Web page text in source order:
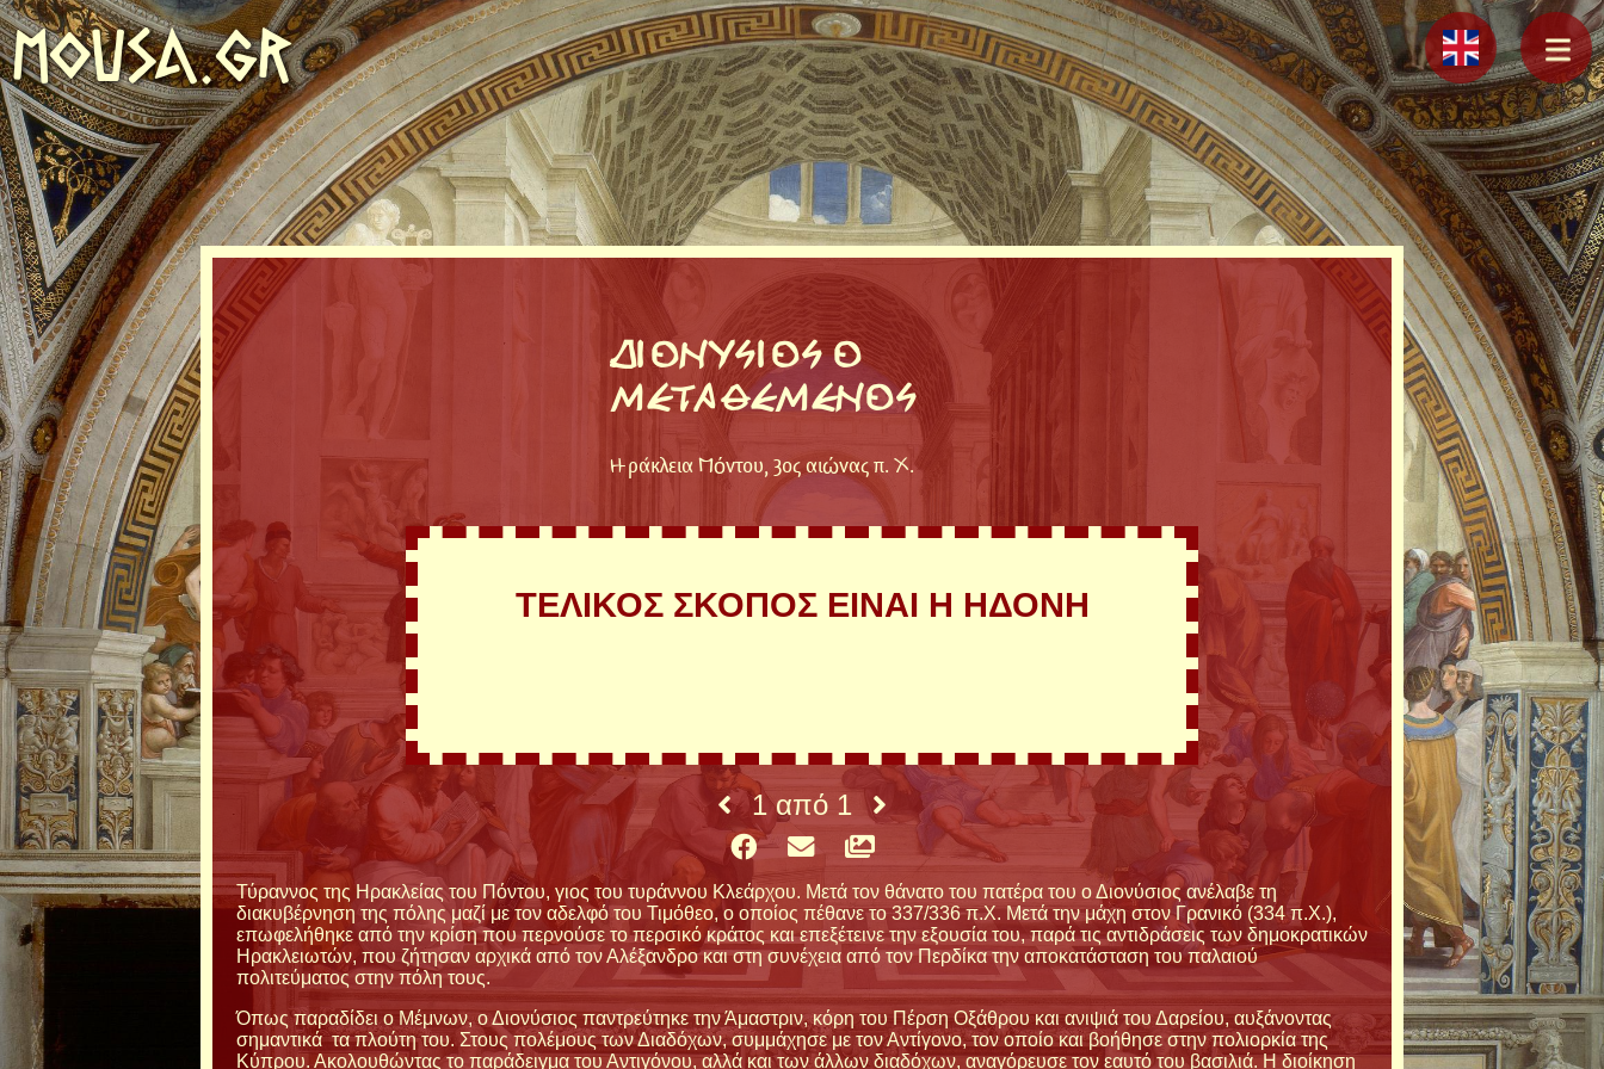
MOUSA.GR
ΔΙΟΝΥΣΙΟΣ Ο
ΜΕΤΑΘΕΜΕΝΟΣ
Ηράκλεια Πόντου, 3ος αιώνας π. Χ.
ΤΕΛΙΚΟΣ ΣΚΟΠΟΣ ΕΙΝΑΙ Η ΗΔΟΝΗ
1από 1
Τύραννος της Ηρακλείας του Πόντου, γιος του τυράννου Κλεάρχου. Μετά τον θάνατο του πατέρα του ο Διονύσιος ανέλαβε τη
διακυβέρνηση της πόλης μαζί με τον αδελφό του Τιμόθεο, ο οποίος πέθανε το 337/336 π.Χ. Μετά την μάχη στον Γρανικό (334 π.Χ.),
επωφελήθηκε από την κρίση που περνούσε το περσικό κράτος και επεξέτεινε την εξουσία του, παρά τις αντιδράσεις των δημοκρατικών
Ηρακλειωτών, που ζήτησαν αρχικά από τον Αλέξανδρο και στη συνέχεια από τον Περδίκα την αποκατάσταση του παλαιού
πολιτεύματος στην πόλη τους.
Όπως παραδίδει ο Μέμνων, ο Διονύσιος παντρεύτηκε την Άμαστριν, κόρη του Πέρση Οξάθρου και ανιψιά του Δαρείου, αυξάνοντας
σημαντικά τα πλούτη του. Στους πολέμους των Διαδόχων, συμμάχησε με τον Αντίγονο, τον οποίο και βοήθησε στην πολιορκία της
Κύπρου. Ακολουθώντας το παράδειγμα του Αντιγόνου, αλλά και των άλλων διαδόχων, αναγόρευσε τον εαυτό του βασιλιά. Η διοίκηση